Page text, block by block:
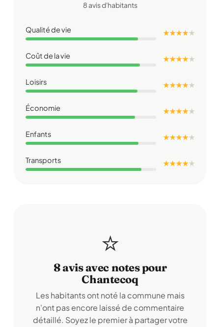
8 avis d'habitants
Qualité de vie ★ ★ ★ ★★
Coût de la vie ★ ★ ★ ★★
Loisirs ★ ★ ★ ★★
Économie ★ ★ ★ ★★
Enfants ★ ★ ★ ★★
Transports ★ ★ ★ ★★
⭐
8 avis avec notes pour
Chantecoq
Les habitants ont noté la commune mais
n'ont pas encore laissé de commentaire
détaillé. Soyez le premier à partager votre